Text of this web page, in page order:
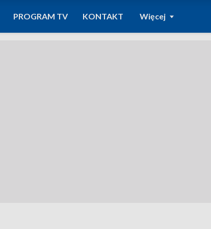
PROGRAM TV KONTAKT Więcej